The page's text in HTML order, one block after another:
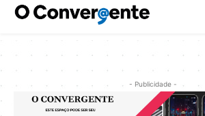
- Publicidade -